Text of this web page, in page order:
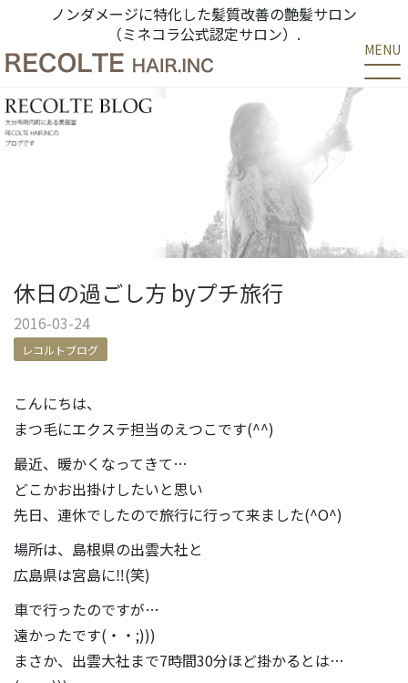
ノンダメージに特化した髪質改善の艶髪サロン
（ミネコラ公式認定サロン）.
MENU
休日の過ごし方 byプチ旅行
2016-03-24
レコルトブログ
こんにちは、
まつ毛にエクステ担当のえつこです(^^)
最近、暖かくなってきて…
どこかお出掛けしたいと思い
先日、連休でしたので旅行に行って来ました(^O^)
場所は、島根県の出雲大社と
広島県は宮島に‼(笑)
車で行ったのですが…
遠かったです(・・;)))
まさか、出雲大社まで7時間30分ほど掛かるとは…